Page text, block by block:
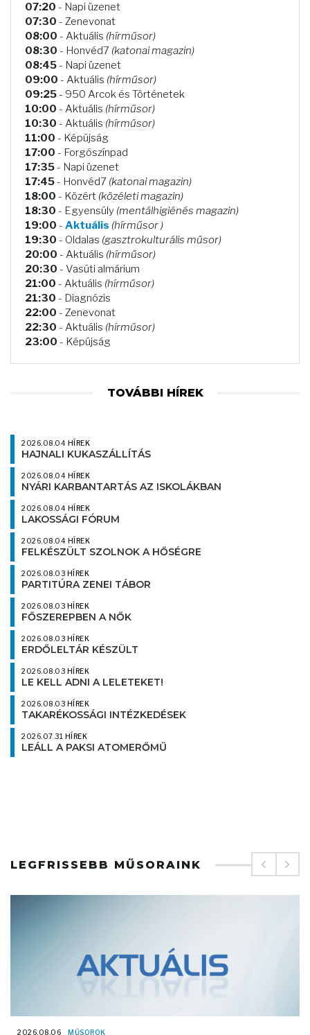
07:20 - Napi üzenet
07:30 - Zenevonat
08:00 - Aktuális (hírműsor)
08:30 - Honvéd7 (katonai magazin)
08:45 - Napi üzenet
09:00 - Aktuális (hírműsor)
09:25 - 950 Arcok és Történetek
10:00 - Aktuális (hírműsor)
10:30 - Aktuális (hírműsor)
11:00 - Képújság
17:00 - Forgószínpad
17:35 - Napi üzenet
17:45 - Honvéd7 (katonai magazin)
18:00 - Közért (közéleti magazin)
18:30 - Egyensúly (mentálhigiénés magazin)
19:00 - Aktuális (hírműsor )
19:30 - Oldalas (gasztrokulturális műsor)
20:00 - Aktuális (hírműsor)
20:30 - Vasúti almárium
21:00 - Aktuális (hírműsor)
21:30 - Diagnózis
22:00 - Zenevonat
22:30 - Aktuális (hírműsor)
23:00 - Képújság
TOVÁBBI HÍREK
2026.08.04 HÍREK
HAJNALI KUKASZÁLLÍTÁS
2026.08.04 HÍREK
NYÁRI KARBANTARTÁS AZ ISKOLÁKBAN
2026.08.04 HÍREK
LAKOSSÁGI FÓRUM
2026.08.04 HÍREK
FELKÉSZÜLT SZOLNOK A HŐSÉGRE
2026.08.03 HÍREK
PARTITÚRA ZENEI TÁBOR
2026.08.03 HÍREK
FŐSZEREPBEN A NŐK
2026.08.03 HÍREK
ERDŐLELTÁR KÉSZÜLT
2026.08.03 HÍREK
LE KELL ADNI A LELETEKET!
2026.08.03 HÍREK
TAKARÉKOSSÁGI INTÉZKEDÉSEK
2026.07.31 HÍREK
LEÁLL A PAKSI ATOMERŐMŰ
LEGFRISSEBB MŰSORAINK
2026.08.06 MŰSOROK